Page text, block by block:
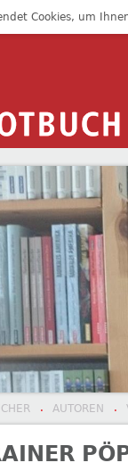
Cookies, um
· AUTOREN ·